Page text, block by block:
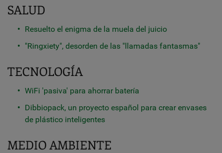
SALUD
Resuelto el enigma de la muela del juicio
"Ringxiety", desorden de las "llamadas fantasmas"
TECNOLOGÍA
WiFi 'pasiva' para ahorrar batería
Dibbiopack, un proyecto español para crear envases
de plástico inteligentes
MEDIO AMBIENTE